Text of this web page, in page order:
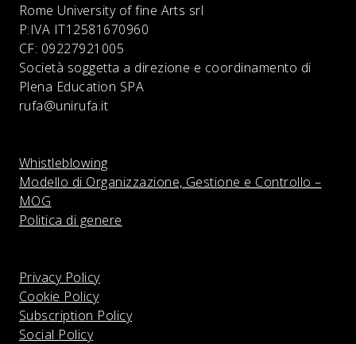
Rome University of fine Arts srl
P:IVA IT12581670960
CF: 09227921005
Società soggetta a direzione e coordinamento di
Plena Education SPA
rufa@unirufa.it
Whistleblowing
Modello di Organizzazione, Gestione e Controllo –
MOG
Politica di genere
Privacy Policy
Cookie Policy
Subscription Policy
Social Policy